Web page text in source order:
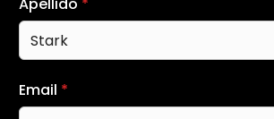
Email *